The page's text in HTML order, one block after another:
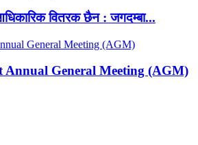
वितरक छैन : जगदम्बा...
Annual General Meeting (AGM)